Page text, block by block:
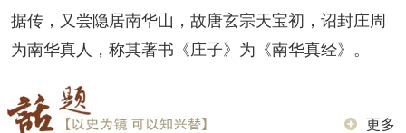
据传，又尝隐居南华山，故唐玄宗天宝初，诏封庄周
为南华真人，称其著书《庄子》为《南华真经》。
更多